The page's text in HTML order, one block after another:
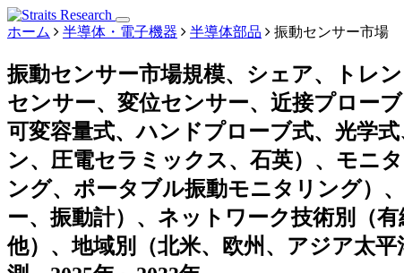
ホーム 半導体・電子機器 半導体部品 振動センサー市場
振動センサー市場規模、シェア、トレ
センサー、変位センサー、近接プロー
可変容量式、ハンドプローブ式、光学
ン、圧電セラミックス、石英）、モニ
ング、ポータブル振動モニタリング）
ー、振動計）、ネットワーク技術別（
他）、地域別（北米、欧州、アジア太